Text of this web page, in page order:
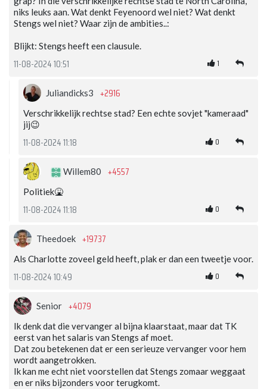
niks leuks aan. Wat denkt Feyenoord wel niet? Wat denkt
Stengs wel niet? Waar zijn de ambities..:
Blijkt: Stengs heeft een clausule.
11-08-2024 10:51 1
Juliandicks3 +2916
Verschrikkelijk rechtse stad? Een echte sovjet "kameraad"
jij😉
11-08-2024 11:18 0
Willem80 +4557
Politiek🤮
11-08-2024 11:18 0
Theedoek +19737
Als Charlotte zoveel geld heeft, plak er dan een tweetje voor.
11-08-2024 10:49 0
Senior +4079
Ik denk dat die vervanger al bijna klaarstaat, maar dat TK
eerst van het salaris van Stengs af moet.
Dat zou betekenen dat er een serieuze vervanger voor hem
wordt aangetrokken.
Ik kan me echt niet voorstellen dat Stengs zomaar weggaat
en er niks bijzonders voor terugkomt.